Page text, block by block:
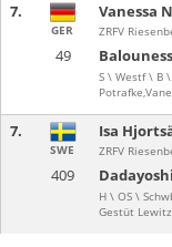
7.
49
S \ Westf \ B
GER
Vanessa
ZRFV
7.
409 Dadayoshi
H \ OS \
Gestüt
SWE
Isa
ZRFV